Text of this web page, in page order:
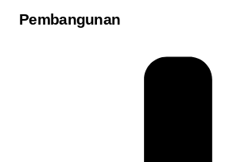
Pembangunan